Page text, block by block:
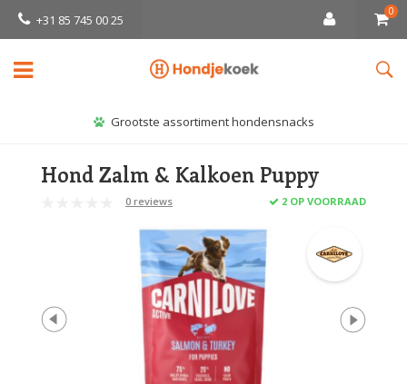
+31 85 745 00 25
0
Grootste assortiment hondensnacks
Hond Zalm & Kalkoen Puppy
0 reviews 2 OP VOORRAAD